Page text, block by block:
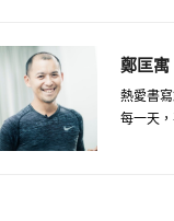
鄭匡寓
熱愛書
每一天